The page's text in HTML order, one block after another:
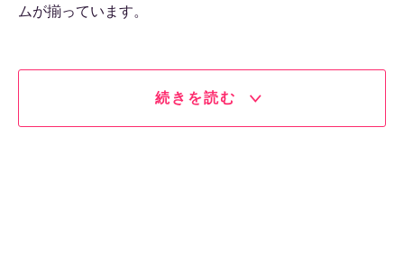
ムが揃っています。
続きを読む